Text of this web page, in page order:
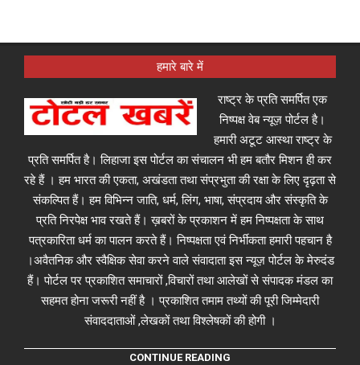
हमारे बारे में
राष्ट्र के प्रति समर्पित एक
निष्पक्ष वेब न्यूज़ पोर्टल है।
हमारी अटूट आस्था राष्ट्र के
प्रति समर्पित है। लिहाजा इस पोर्टल का संचालन भी हम बतौर मिशन ही कर
रहे हैं । हम भारत की एकता, अखंडता तथा संप्रभुता की रक्षा के लिए दृढ़ता से
संकल्पित हैं। हम विभिन्न जाति, धर्म, लिंग, भाषा, संप्रदाय और संस्कृति के
प्रति निरपेक्ष भाव रखते हैं। ख़बरों के प्रकाशन में हम निष्पक्षता के साथ
पत्रकारिता धर्म का पालन करते हैं। निष्पक्षता एवं निर्भीकता हमारी पहचान है
।अवैतनिक और स्वैक्षिक सेवा करने वाले संवादाता इस न्यूज़ पोर्टल के मेरुदंड
हैं। पोर्टल पर प्रकाशित समाचारों ,विचारों तथा आलेखों से संपादक मंडल का
सहमत होना जरूरी नहीं है । प्रकाशित तमाम तथ्यों की पूरी जिम्मेदारी
संवाददाताओं ,लेखकों तथा विश्लेषकों की होगी ।
CONTINUE READING